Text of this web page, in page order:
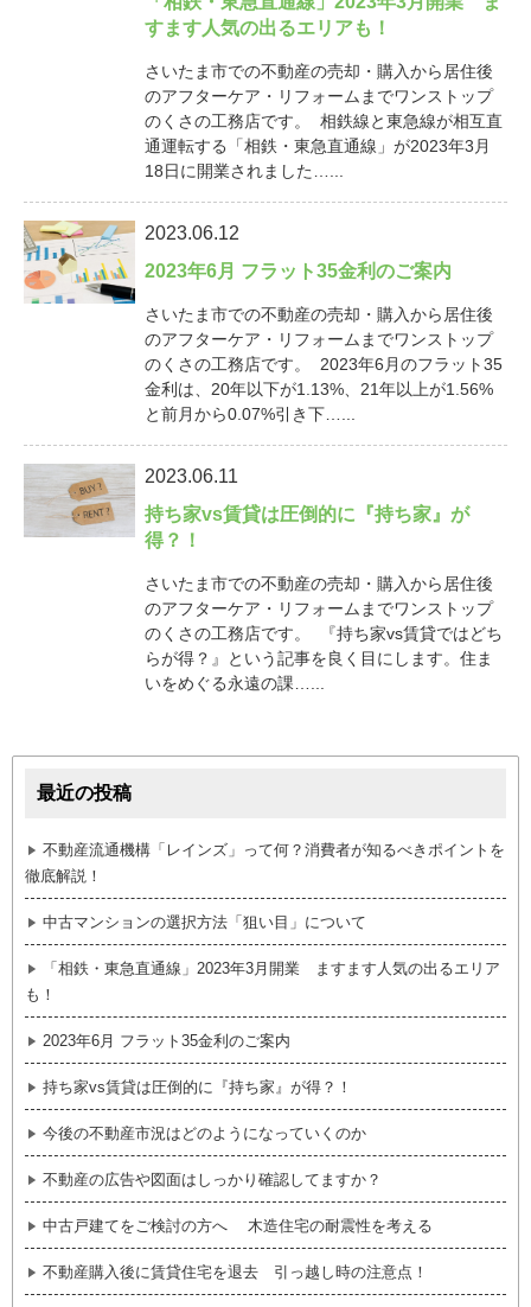
すます人気の出るエリアも！
さいたま市での不動産の売却・購入から居住後
のアフターケア・リフォームまでワンストップ
のくさの工務店です。 相鉄線と東急線が相互直
通運転する「相鉄・東急直通線」が2023年3月
18日に開業されました…...
2023.06.12
2023年6月 フラット35金利のご案内
さいたま市での不動産の売却・購入から居住後
のアフターケア・リフォームまでワンストップ
のくさの工務店です。 2023年6月のフラット35
金利は、20年以下が1.13%、21年以上が1.56%
と前月から0.07%引き下…...
2023.06.11
持ち家vs賃貸は圧倒的に『持ち家』が
得？！
さいたま市での不動産の売却・購入から居住後
のアフターケア・リフォームまでワンストップ
のくさの工務店です。 『持ち家vs賃貸ではどち
らが得？』という記事を良く目にします。住ま
いをめぐる永遠の課…...
最近の投稿
不動産流通機構「レインズ」って何？消費者が知るべきポイントを
徹底解説！
中古マンションの選択方法「狙い目」について
「相鉄・東急直通線」2023年3月開業 ますます人気の出るエリア
も！
2023年6月 フラット35金利のご案内
持ち家vs賃貸は圧倒的に『持ち家』が得？！
今後の不動産市況はどのようになっていくのか
不動産の広告や図面はしっかり確認してますか？
中古戸建てをご検討の方へ 木造住宅の耐震性を考える
不動産購入後に賃貸住宅を退去 引っ越し時の注意点！